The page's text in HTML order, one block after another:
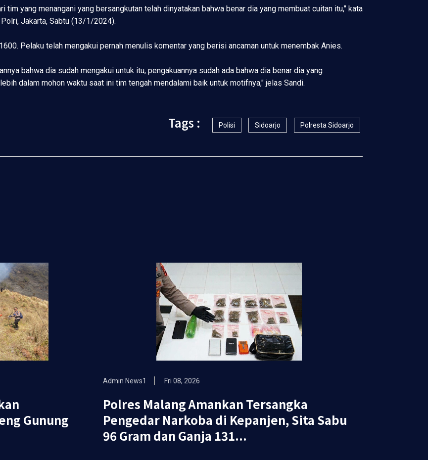
yang menangani yang bersangkutan telah dinyatakan bahwa benar dia yang membuat cuitan itu," kata
Jakarta, Sabtu (13/1/2024).
Pelaku telah mengakui pernah menulis komentar yang berisi ancaman untuk menembak Anies.
bahwa dia sudah mengakui untuk itu, pengakuannya sudah ada bahwa dia benar dia yang
dalam mohon waktu saat ini tim tengah mendalami baik untuk motifnya," jelas Sandi.
Tags : Polisi Sidoarjo Polresta Sidoarjo
Gunung
Admin News1 Fri 08, 2026
Polres Malang Amankan Tersangka
Pengedar Narkoba di Kepanjen, Sita Sabu
96 Gram dan Ganja 131...